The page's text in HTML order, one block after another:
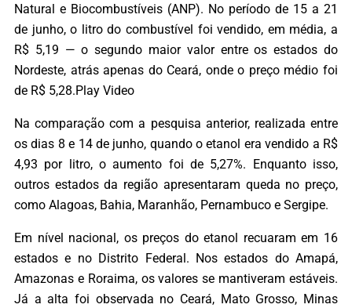
Natural e Biocombustíveis (ANP). No período de 15 a 21
de junho, o litro do combustível foi vendido, em média, a
R$ 5,19 — o segundo maior valor entre os estados do
Nordeste, atrás apenas do Ceará, onde o preço médio foi
de R$ 5,28.Play Video
Na comparação com a pesquisa anterior, realizada entre
os dias 8 e 14 de junho, quando o etanol era vendido a R$
4,93 por litro, o aumento foi de 5,27%. Enquanto isso,
outros estados da região apresentaram queda no preço,
como Alagoas, Bahia, Maranhão, Pernambuco e Sergipe.
Em nível nacional, os preços do etanol recuaram em 16
estados e no Distrito Federal. Nos estados do Amapá,
Amazonas e Roraima, os valores se mantiveram estáveis.
Já a alta foi observada no Ceará, Mato Grosso, Minas